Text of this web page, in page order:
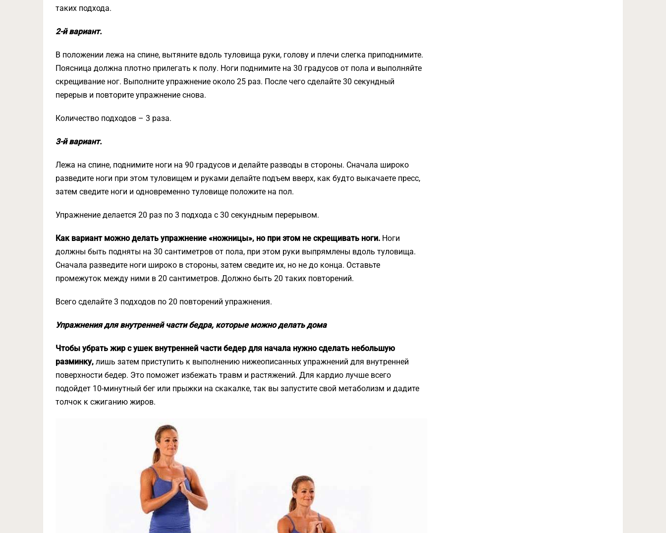
таких подхода.
2-й вариант.
В положении лежа на спине, вытяните вдоль туловища руки, голову и плечи слегка приподнимите.
Поясница должна плотно прилегать к полу. Ноги поднимите на 30 градусов от пола и выполняйте
скрещивание ног. Выполните упражнение около 25 раз. После чего сделайте 30 секундный
перерыв и повторите упражнение снова.
Количество подходов – 3 раза.
3-й вариант.
Лежа на спине, поднимите ноги на 90 градусов и делайте разводы в стороны. Сначала широко
разведите ноги при этом туловищем и руками делайте подъем вверх, как будто выкачаете пресс,
затем сведите ноги и одновременно туловище положите на пол.
Упражнение делается 20 раз по 3 подхода с 30 секундным перерывом.
Как вариант можно делать упражнение «ножницы», но при этом не скрещивать ноги. Ноги
должны быть подняты на 30 сантиметров от пола, при этом руки выпрямлены вдоль туловища.
Сначала разведите ноги широко в стороны, затем сведите их, но не до конца. Оставьте
промежуток между ними в 20 сантиметров. Должно быть 20 таких повторений.
Всего сделайте 3 подходов по 20 повторений упражнения.
Упражнения для внутренней части бедра, которые можно делать дома
Чтобы убрать жир с ушек внутренней части бедер для начала нужно сделать небольшую
разминку, лишь затем приступить к выполнению нижеописанных упражнений для внутренней
поверхности бедер. Это поможет избежать травм и растяжений. Для кардио лучше всего
подойдет 10-минутный бег или прыжки на скакалке, так вы запустите свой метаболизм и дадите
толчок к сжиганию жиров.